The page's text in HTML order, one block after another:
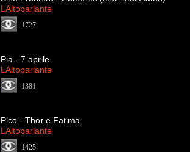
LAltoparlante
1727
Pia - 7 aprile
LAltoparlante
1381
Pico - Thor e Fatima
LAltoparlante
1425